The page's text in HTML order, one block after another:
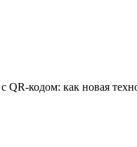
QR-кодом: как новая